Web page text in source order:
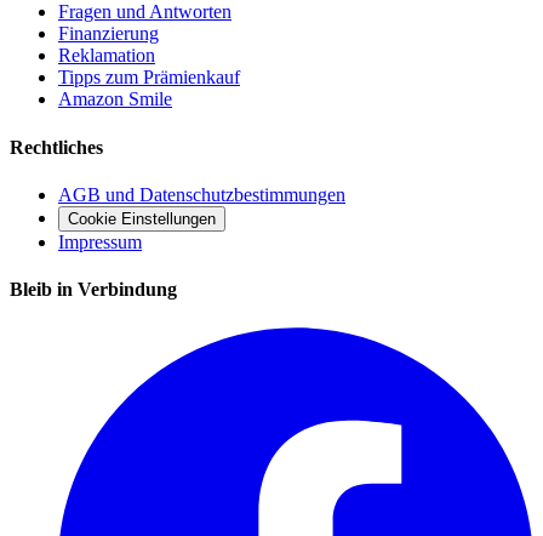
Fragen und Antworten
Finanzierung
Reklamation
Tipps zum Prämienkauf
Amazon Smile
Rechtliches
AGB und Datenschutzbestimmungen
Cookie Einstellungen
Impressum
Bleib in Verbindung